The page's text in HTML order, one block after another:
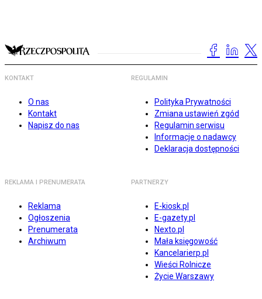
KONTAKT
O nas
Kontakt
Napisz do nas
REGULAMIN
Polityka Prywatności
Zmiana ustawień zgód
Regulamin serwisu
Informacje o nadawcy
Deklaracja dostępności
REKLAMA I PRENUMERATA
Reklama
Ogłoszenia
Prenumerata
Archiwum
PARTNERZY
E-kiosk.pl
E-gazety.pl
Nexto.pl
Mała księgowość
Kancelarierp.pl
Wieści Rolnicze
Życie Warszawy